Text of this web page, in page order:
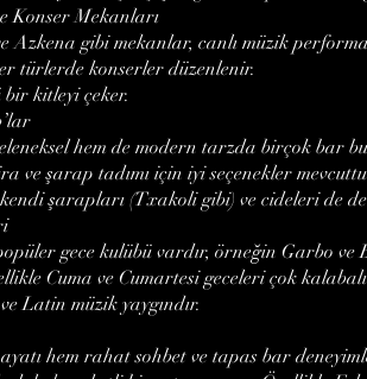
Konser Mekanları
Azkena gibi mekanlar, canlı müzik
türlerde konserler düzenlenir.
kitleyi çeker.
hem de modern tarzda birçok bar
ve şarap tadımı için iyi seçenekler
şarapları (Txakoli gibi) ve cideleri de
gece kulübü vardır, örneğin Garbo ve
Cuma ve Cumartesi geceleri çok
Latin müzik yaygındır.
hem rahat sohbet ve tapas bar